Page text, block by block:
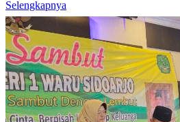
Selengkapnya